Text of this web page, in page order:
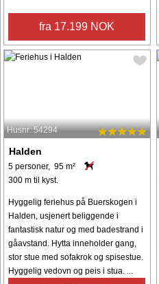
fra 17.199 NOK
Husnr: 54294
Halden
5 personer, 95 m²
300 m til kyst.
Hyggelig feriehus på Buerskogen i
Halden, usjenert beliggende i
fantastisk natur og med badestrand i
gåavstand. Hytta inneholder gang,
stor stue med sofakrok og spisestue.
Hyggelig vedovn og peis i stua. ...